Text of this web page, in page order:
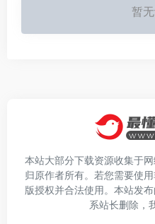
暂
本站大部分下载资源收集于
归原作者所有。若您需要使
版授权并合法使用。本站发
系站长删除，